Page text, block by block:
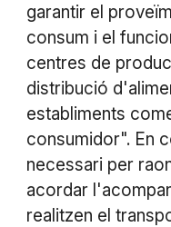
garantir el
consum i el
centres de
distribució
establiments
consumidor". En
necessari per
acordar
realitzen el